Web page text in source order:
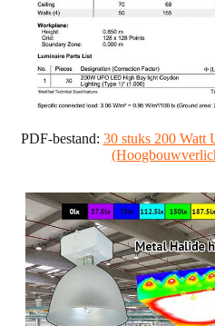
PDF-bestand: 30 stuks 200